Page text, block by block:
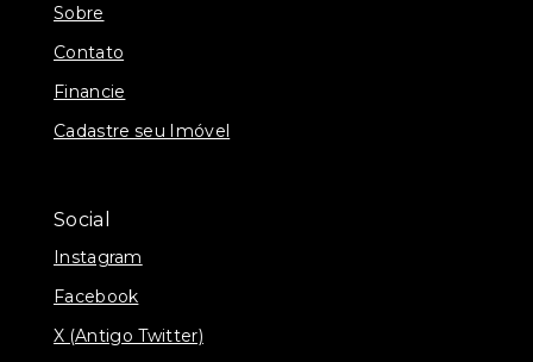
Sobre
Contato
Financie
Cadastre seu Imóvel
Social
Instagram
Facebook
X (Antigo Twitter)